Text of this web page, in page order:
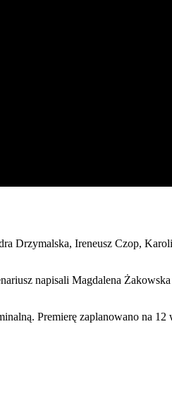
Drzymalska, Ireneusz Czop,
napisali Magdalena
Premierę zaplanowano na